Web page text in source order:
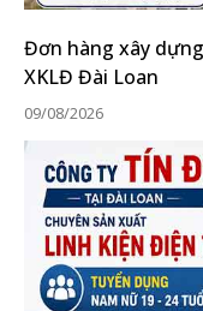
Đơn hàng xây
XKLĐ Đài Loan
09/08/2026